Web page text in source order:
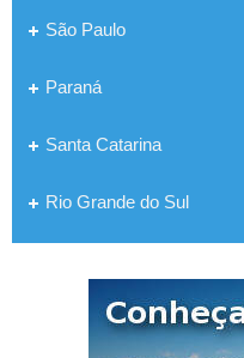
São Paulo
Paraná
Santa Catarina
Rio Grande do Sul